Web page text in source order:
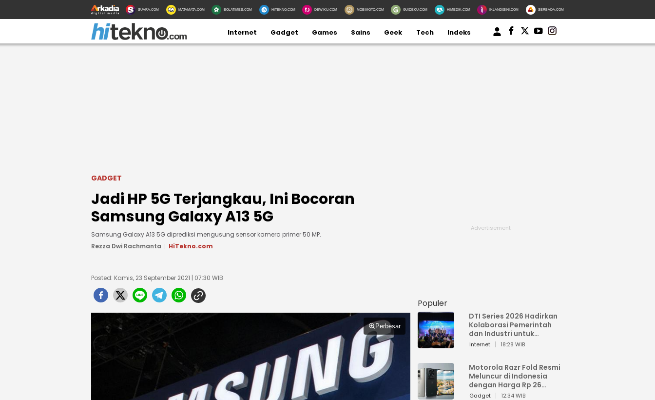
SUARA.COM MATAMATA.COM BOLATIMES.COM HITEKNO.COM DEWIKU.COM MOBIMOTO.COM GUIDEKU.COM HIMEDIK.COM IKLANDISINI.COM SERBADA.COM
Internet Gadget Games Sains Geek Tech Indeks
GADGET
Jadi HP 5G Terjangkau, Ini Bocoran
Samsung Galaxy A13 5G
Samsung Galaxy A13 5G diprediksi mengusung sensor kamera primer 50 MP.
Rezza Dwi Rachmanta
HiTekno.com
Posted: Kamis, 23 September 2021 | 07:30 WIB
Perbesar
Populer
DTI Series 2026 Hadirkan
Kolaborasi Pemerintah
dan Industri untuk
Percepatan
Internet 18:28 WIB
Motorola Razr Fold Resmi
Meluncur di Indonesia
dengan Harga Rp 26
Jutaan
Gadget 12:34 WIB